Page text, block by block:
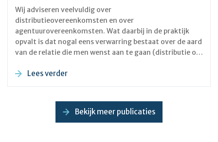
Wij adviseren veelvuldig over
distributieovereenkomsten en over
agentuurovereenkomsten. Wat daarbij in de praktijk
opvalt is dat nogal eens verwarring bestaat over de aard
van de relatie die men wenst aan te gaan (distributie of
Distributieovereenkomsten zijn overeenkomsten
tussen een leverancier van goederen en een
goederen op eigen naam en voor eigen rekening koopt
Lees verder
Bekijk meer publicaties